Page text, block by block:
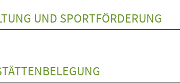
UND SPORTFÖRDERUNG